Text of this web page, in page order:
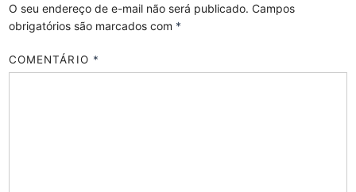
O seu endereço de e-mail não será publicado. Campos
obrigatórios são marcados com *
COMENTÁRIO *